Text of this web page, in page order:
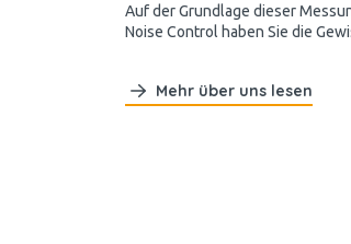
Auf der Grundlage dieser
Noise Control haben Sie die
Mehr über uns lesen